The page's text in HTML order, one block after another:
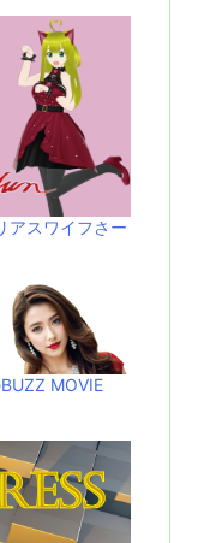
アスワイフさー
MOVIE